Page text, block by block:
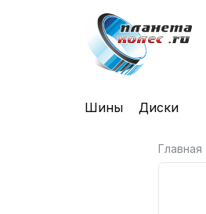
Шины Диски
Главная